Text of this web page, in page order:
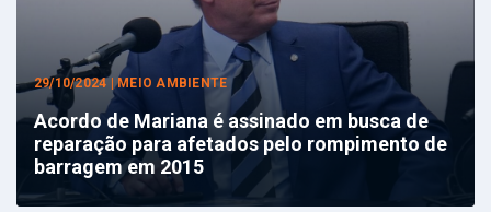
29/10/2024 | MEIO AMBIENTE
Acordo de Mariana é assinado em busca de
reparação para afetados pelo rompimento de
barragem em 2015